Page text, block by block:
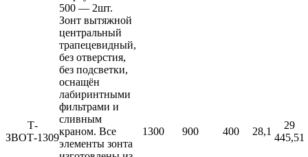
500 — 2шт.
Т-
ЗВОТ-1309
Зонт вытяжной
центральный
трапецевидный,
без отверстия,
без подсветки,
оснащён
лабиринтными
фильтрами и
сливным
краном. Все
элементы зонта
1300 900 400 28,1
29
445,51